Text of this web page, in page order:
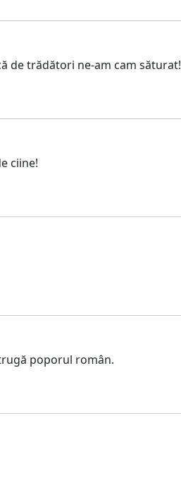
de trădători ne-am cam săturat!
ciine!
poporul român.